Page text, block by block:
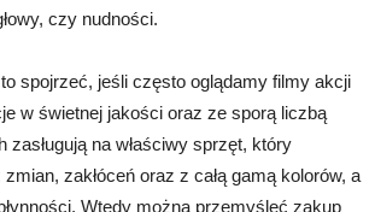
czy nudności.
spojrzeć, jeśli często oglądamy filmy akcji
w świetnej jakości oraz ze sporą liczbą
zasługują na właściwy sprzęt, który
zakłóceń oraz z całą gamą kolorów, a
Wtedy można przemyśleć zakup